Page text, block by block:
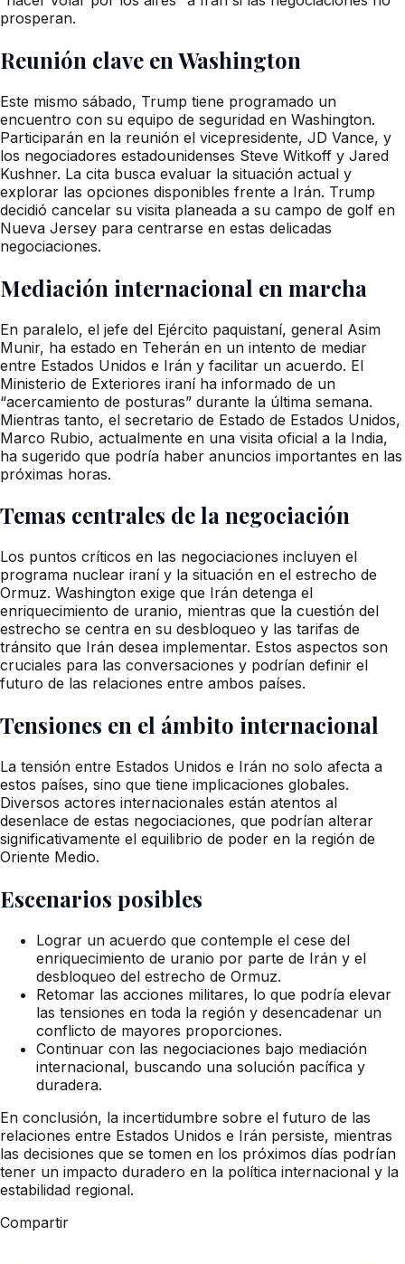
prosperan.
Reunión clave en Washington
Este mismo sábado, Trump tiene programado un
encuentro con su equipo de seguridad en Washington.
Participarán en la reunión el vicepresidente, JD Vance, y
los negociadores estadounidenses Steve Witkoff y Jared
Kushner. La cita busca evaluar la situación actual y
explorar las opciones disponibles frente a Irán. Trump
decidió cancelar su visita planeada a su campo de golf en
Nueva Jersey para centrarse en estas delicadas
negociaciones.
Mediación internacional en marcha
En paralelo, el jefe del Ejército paquistaní, general Asim
Munir, ha estado en Teherán en un intento de mediar
entre Estados Unidos e Irán y facilitar un acuerdo. El
Ministerio de Exteriores iraní ha informado de un
“acercamiento de posturas” durante la última semana.
Mientras tanto, el secretario de Estado de Estados Unidos,
Marco Rubio, actualmente en una visita oficial a la India,
ha sugerido que podría haber anuncios importantes en las
próximas horas.
Temas centrales de la negociación
Los puntos críticos en las negociaciones incluyen el
programa nuclear iraní y la situación en el estrecho de
Ormuz. Washington exige que Irán detenga el
enriquecimiento de uranio, mientras que la cuestión del
estrecho se centra en su desbloqueo y las tarifas de
tránsito que Irán desea implementar. Estos aspectos son
cruciales para las conversaciones y podrían definir el
futuro de las relaciones entre ambos países.
Tensiones en el ámbito internacional
La tensión entre Estados Unidos e Irán no solo afecta a
estos países, sino que tiene implicaciones globales.
Diversos actores internacionales están atentos al
desenlace de estas negociaciones, que podrían alterar
significativamente el equilibrio de poder en la región de
Oriente Medio.
Escenarios posibles
Lograr un acuerdo que contemple el cese del
enriquecimiento de uranio por parte de Irán y el
desbloqueo del estrecho de Ormuz.
Retomar las acciones militares, lo que podría elevar
las tensiones en toda la región y desencadenar un
conflicto de mayores proporciones.
Continuar con las negociaciones bajo mediación
internacional, buscando una solución pacífica y
duradera.
En conclusión, la incertidumbre sobre el futuro de las
relaciones entre Estados Unidos e Irán persiste, mientras
las decisiones que se tomen en los próximos días podrían
tener un impacto duradero en la política internacional y la
estabilidad regional.
Compartir